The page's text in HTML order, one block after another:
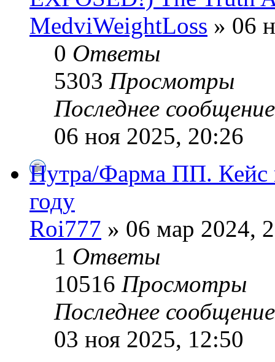
MedviWeightLoss » 06
0 Ответы
5303 Просмотры
Последнее
06 ноя 2025, 20:26
Нутра/Фарма ПП. Кейс
году
Roi777 » 06 мар 2024,
1 Ответы
10516 Просмотры
Последнее
03 ноя 2025, 12:50